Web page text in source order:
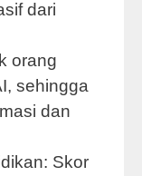
dari
orang
sehingga
dan
Skor